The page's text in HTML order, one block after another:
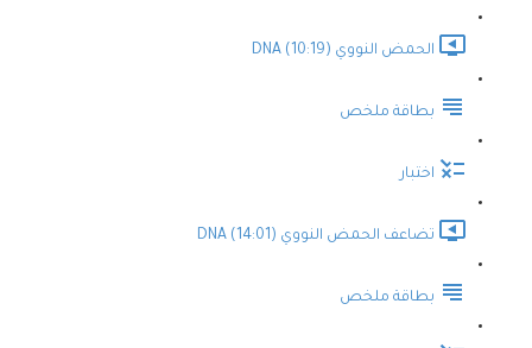
الحمض النووي DNA (10:19)
بطاقة ملخص
اختبار
تضاعف الحمض النووي DNA (14:01)
بطاقة ملخص